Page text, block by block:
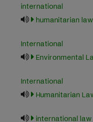
international
humanitarian law
International
Environmental
International
Humanitarian
international law